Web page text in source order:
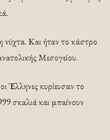
νύχτα. Και ήταν το κάστρο
Μεσογείου.
Έλληνες κυρίευσαν το
σκαλιά και μπαίνουν